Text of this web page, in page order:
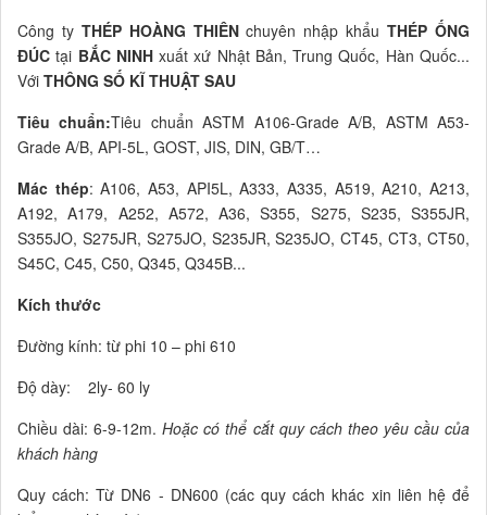
Công ty THÉP HOÀNG THIÊNchuyên nhập khẩuTHÉP ỐNG
ĐÚC tại BẮC NINHxuất xứ Nhật Bản, Trung Quốc, Hàn Quốc...
Với THÔNG SỐ KĨ THUẬT SAU
Tiêu chuẩn:Tiêu chuẩn ASTM A106-Grade A/B, ASTM A53-
Grade A/B, API-5L, GOST, JIS, DIN, GB/T…
Mác thép: A106, A53, API5L, A333, A335, A519, A210, A213,
A192, A179, A252, A572, A36, S355, S275, S235, S355JR,
S355JO, S275JR, S275JO, S235JR, S235JO, CT45, CT3, CT50,
S45C, C45, C50, Q345, Q345B...
Kích thước
Đường kính: từ phi 10 – phi 610
Độ dày: 2ly- 60 ly
Chiều dài: 6-9-12m.Hoặc có thể cắt quy cách theo yêu cầu của
khách hàng
Quy cách: Từ DN6 - DN600 (các quy cách khác xin liên hệ để